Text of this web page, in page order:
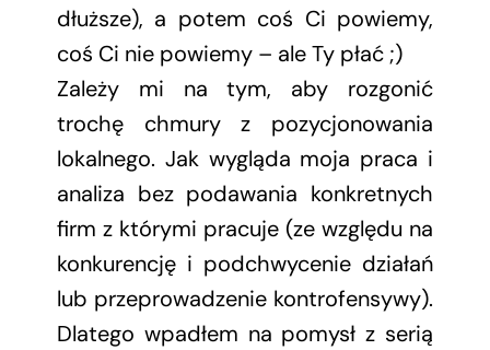
dłuższe), a potem coś Ci powiemy,
coś Ci nie powiemy – ale Ty płać ;)
Zależy mi na tym, aby rozgonić
trochę chmury z pozycjonowania
lokalnego. Jak wygląda moja praca i
analiza bez podawania konkretnych
firm z którymi pracuje (ze względu na
konkurencję i podchwycenie działań
lub przeprowadzenie kontrofensywy).
Dlatego wpadłem na pomysł z serią